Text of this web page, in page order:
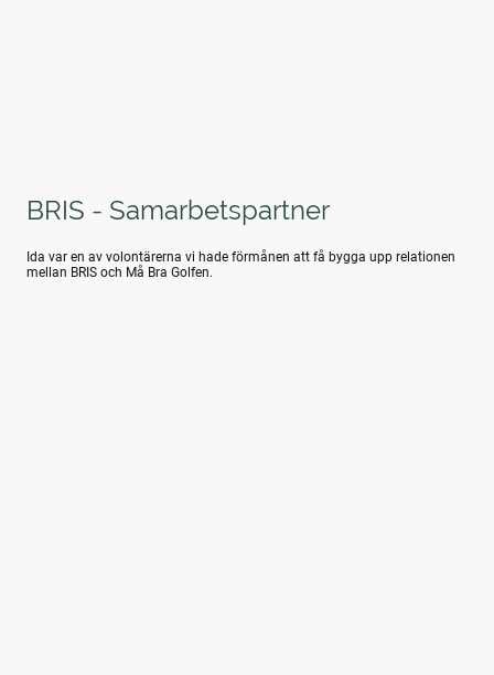
BRIS - Samarbetspartner
Ida var en av volontärerna vi hade förmånen att få bygga upp relationen
mellan BRIS och Må Bra Golfen.